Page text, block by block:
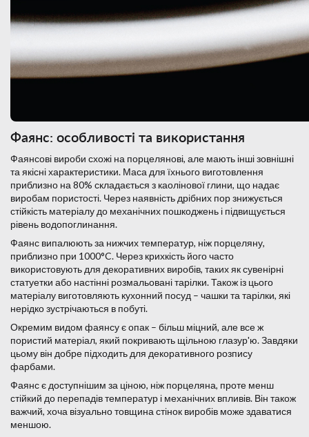
Фаянс: особливості та використання
Фаянсові вироби схожі на порцелянові, але мають інші зовнішні
та якісні характеристики. Маса для їхнього виготовлення
приблизно на 80% складається з каолінової глини, що надає
виробам пористості. Через наявність дрібних пор знижується
стійкість матеріалу до механічних пошкоджень і підвищується
рівень водопоглинання.
Фаянс випалюють за нижчих температур, ніж порцеляну,
приблизно при 1000°C. Через крихкість його часто
використовують для декоративних виробів, таких як сувенірні
статуетки або настінні розмальовані тарілки. Також із цього
матеріалу виготовляють кухонний посуд – чашки та тарілки, які
нерідко зустрічаються в побуті.
Окремим видом фаянсу є опак – більш міцний, але все ж
пористий матеріал, який покривають щільною глазур'ю. Завдяки
цьому він добре підходить для декоративного розпису
фарбами.
Фаянс є доступнішим за ціною, ніж порцеляна, проте менш
стійкий до перепадів температур і механічних впливів. Він також
важчий, хоча візуально товщина стінок виробів може здаватися
меншою.